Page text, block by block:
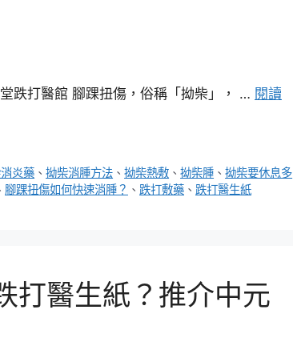
跌打醫館 腳踝扭傷，俗稱「拗柴」， … 閱讀
炎藥 、拗柴消腫方法 、拗柴熱敷 、拗柴腫 、拗柴要休息多
腳踝扭傷如何快速消腫？ 、 跌打敷藥 、 跌打醫生紙
打醫生紙？推介中元